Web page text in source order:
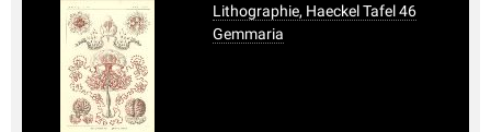
Lithographie, Haeckel Tafel 46
Gemmaria